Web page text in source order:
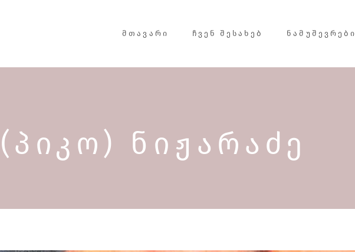
ᲛᲗᲐᲕᲐᲠᲘ ᲩᲕᲔᲜ ᲨᲔᲡᲐᲮᲔᲑ ᲜᲐᲛᲣᲨᲔᲕᲠᲔᲑᲘ
ᲜᲘᲟᲐᲠᲐᲫᲔ